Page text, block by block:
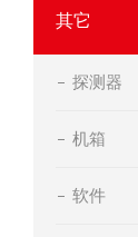
其它
探测器
机箱
软件